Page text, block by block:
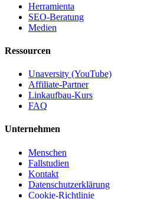
Herramienta
SEO-Beratung
Medien
Ressourcen
Unaversity (YouTube)
Affiliate-Partner
Linkaufbau-Kurs
FAQ
Unternehmen
Menschen
Fallstudien
Kontakt
Datenschutzerklärung
Cookie-Richtlinie